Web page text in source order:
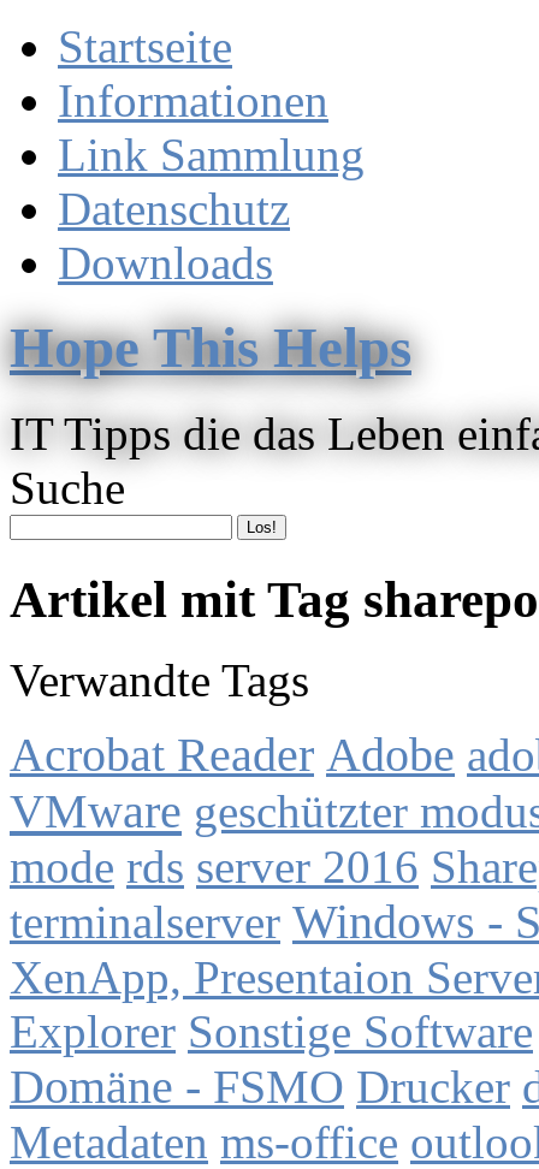
Startseite
Informationen
Link Sammlung
Datenschutz
Downloads
Hope This Helps
IT Tipps die das Leben
Suche
Artikel mit Tag
Verwandte Tags
Acrobat Reader Adobe
VMware geschützter
mode rds server 2016
terminalserver Windows -
XenApp, Presentaion
Explorer Sonstige Software
Domäne - FSMO Drucker
Metadaten ms-office